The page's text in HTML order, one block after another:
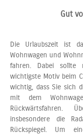
Gut
Die Urlaubszeit ist
Wohnwagen und
fahren. Dabei sollte
wichtigste Motiv beim
wichtig, dass Sie sich
mit dem
Rückwärtsfahren.
insbesondere die
Rückspiegel. Um